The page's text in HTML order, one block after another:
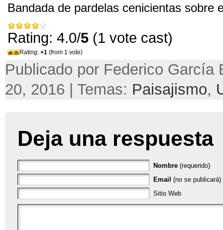
Bandada de pardelas cenicientas sobre
Rating: 4.0/5 (1 vote cast)
Rating: +1 (from 1 vote)
Publicado por Federico García
20, 2016 | Temas: Paisajismo,
Deja una respuesta
Nombre (requerido)
Email (no se publicará)
Sitio Web